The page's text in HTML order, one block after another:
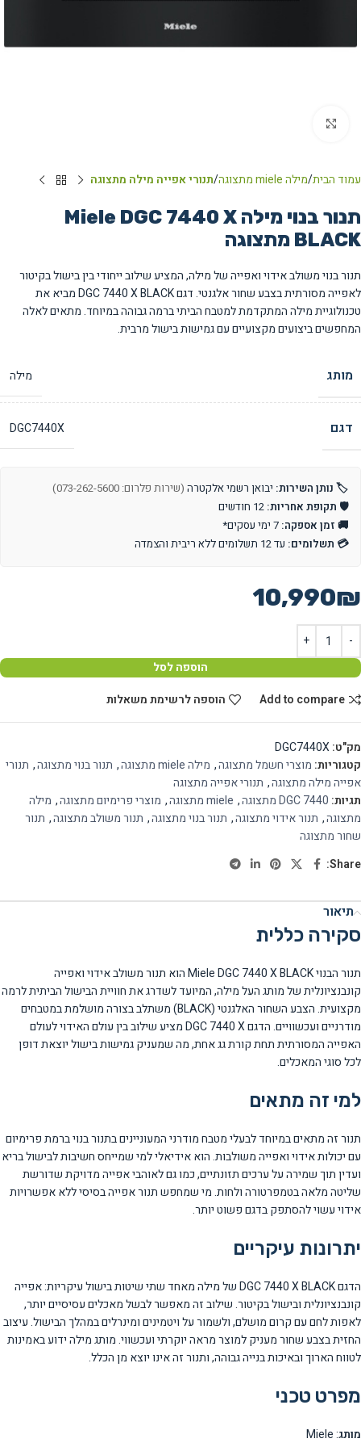
עמוד הבית מילה miele מתצוגה תנורי אפייה מילה מתצוגה
תנור בנוי מילה Miele DGC 7440 X
BLACK מתצוגה
תנור בנוי משולב אידוי ואפייה של מילה, המציע שילוב ייחודי בין בישול בקיטור
לאפייה מסורתית בצבע שחור אלגנטי. דגם DGC 7440 X BLACK מביא את
טכנולוגיית מילה המתקדמת למטבח הביתי ברמה גבוהה במיוחד. מתאים לאלה
המחפשים ביצועים מקצועיים עם גמישות בישול מרבית.
מותג מילה
דגם DGC7440X
🏷️ נותן השירות: יבואן רשמי אלקטרה (שירות פלרום: 073-262-5600)
🛡️ תקופת אחריות:
🚚 זמן אספקה:
💳 תשלומים: עד 12 תשלומים ללא ריבית והצמדה
10,990₪
הוספה לסל
Add to compare
הוספה לרשימת משאלות
מק"ט:DGC7440X
קטגוריות: מוצרי חשמל מתצוגה, מילה miele מתצוגה , תנור בנוי מתצוגה, תנורי
אפייה מילה מתצוגה, תנורי אפייה מתצוגה
תגיות: DGC 7440 מתצוגה , miele מתצוגה , מוצרי פרימיום מתצוגה, מילה
מתצוגה, תנור אידוי מתצוגה, תנור בנוי מתצוגה, תנור משולב מתצוגה, תנור
שחור מתצוגה
Share:
תיאור
סקירה כללית
תנור הבנוי Miele DGC 7440 X BLACK הוא תנור משולב אידוי ואפייה
קונבנציונלית של מותג העל מילה, המיועד לשדרג את חוויית הבישול הביתית לרמה
מקצועית. הצבע השחור האלגנטי (BLACK) משתלב בצורה מושלמת במטבחים
מודרניים ועכשוויים. הדגם DGC 7440 X מציע שילוב בין עולם האידוי לעולם
האפייה המסורתית תחת קורת גג אחת, מה שמעניק גמישות בישול יוצאת דופן
לכל סוגי המאכלים.
למי זה מתאים
תנור זה מתאים במיוחד לבעלי מטבח מודרני המעוניינים בתנור בנוי ברמת פרימיום
עם יכולות אידוי ואפייה משולבות. הוא אידיאלי למי שמייחס חשיבות לבישול בריא
ועדין תוך שמירה על ערכים תזונתיים, כמו גם לאוהבי אפייה מדויקת שדורשת
שליטה מלאה בטמפרטורה ולחות. מי שמחפש תנור אפייה בסיסי ללא אפשרויות
אידוי עשוי להסתפק בדגם פשוט יותר.
יתרונות עיקריים
הדגם DGC 7440 X BLACK של מילה מאחד שתי שיטות בישול עיקריות: אפייה
קונבנציונלית ובישול בקיטור. שילוב זה מאפשר לבשל מאכלים עסיסיים יותר,
לאפות לחם עם קרום מושלם, ולשמור על ויטמינים ומינרלים במהלך הבישול. עיצוב
החזית בצבע שחור מעניק למוצר מראה יוקרתי ועכשווי. מותג מילה ידוע באמינות
לטווח הארוך ובאיכות בנייה גבוהה, ותנור זה אינו יוצא מן הכלל.
מפרט טכני
מותג: Miele